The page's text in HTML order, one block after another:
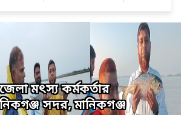
মৎস্য কর্মকর্তার
সদর, মানিকগঞ্জ